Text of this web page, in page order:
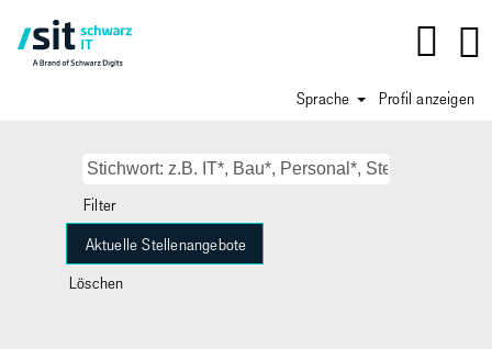
Sprache Profil anzeigen
Filter
Löschen